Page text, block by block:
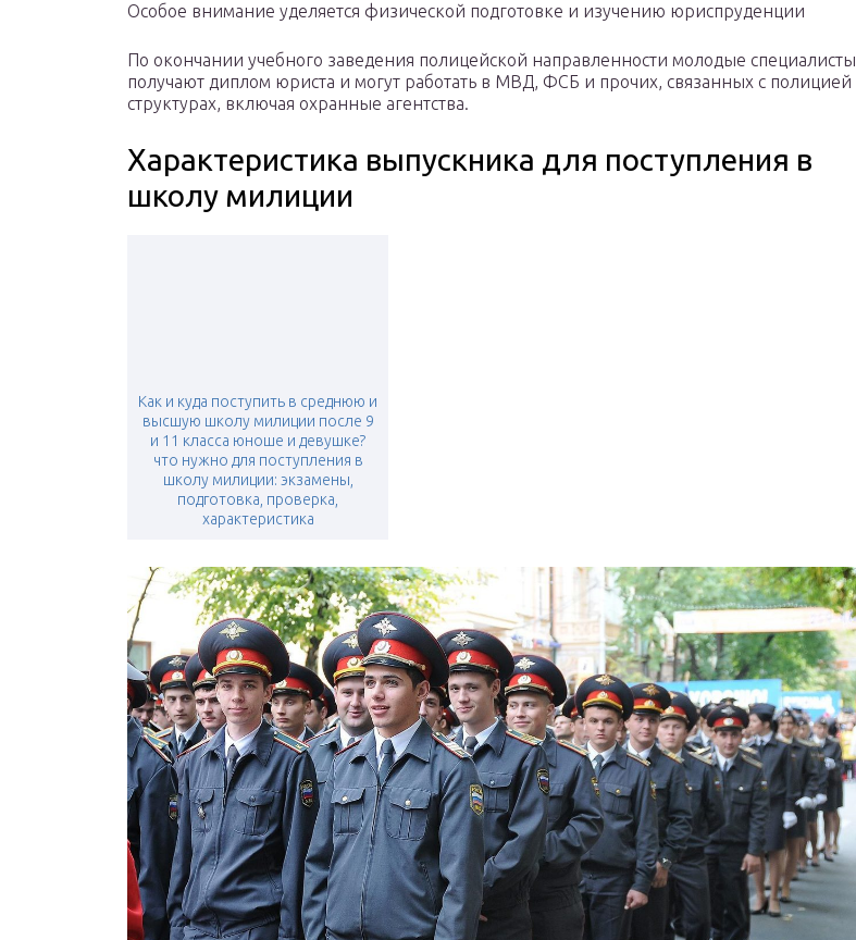
Особое внимание уделяется физической подготовке и изучению юриспруденции
По окончании учебного заведения полицейской направленности молодые специалисты
получают диплом юриста и могут работать в МВД, ФСБ и прочих, связанных с полицией
структурах, включая охранные агентства.
Характеристика выпускника для поступления в
школу милиции
Как и куда поступить в среднюю и
высшую школу милиции после 9
и 11 класса юноше и девушке?
что нужно для поступления в
школу милиции: экзамены,
подготовка, проверка,
характеристика